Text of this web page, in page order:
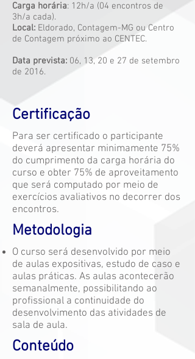
Carga horária: 12h/a (04 encontros de
3h/a cada).
Local: Eldorado, Contagem-MG ou Centro
de Contagem próximo ao CENTEC.
Data prevista: 06, 13, 20 e 27 de setembro
de 2016.
Certificação
Para ser certificado o participante
deverá apresentar minimamente 75%
do cumprimento da carga horária do
curso e obter 75% de aproveitamento
que será computado por meio de
exercícios avaliativos no decorrer dos
encontros.
Conteúdo
Metodologia
O curso será desenvolvido por meio
de aulas expositivas, estudo de caso e
aulas práticas. As aulas acontecerão
semanalmente, possibilitando ao
profissional a continuidade do
desenvolvimento das atividades de
sala de aula.